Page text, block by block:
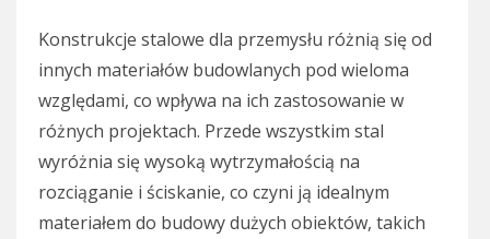
Konstrukcje stalowe dla przemysłu różnią się od
innych materiałów budowlanych pod wieloma
względami, co wpływa na ich zastosowanie w
różnych projektach. Przede wszystkim stal
wyróżnia się wysoką wytrzymałością na
rozciąganie i ściskanie, co czyni ją idealnym
materiałem do budowy dużych obiektów, takich